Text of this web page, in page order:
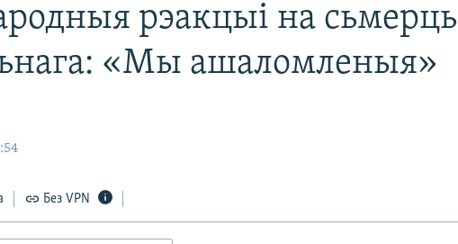
рэакцыі на сьмерць
«Мы ашаломленыя»
Без VPN